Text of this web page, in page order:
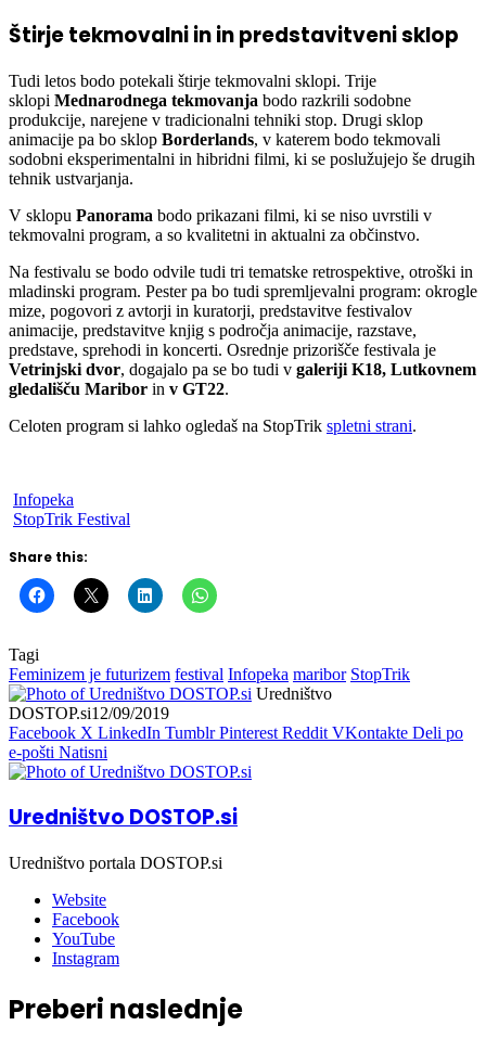
Štirje tekmovalni in in predstavitveni sklop
Tudi letos bodo potekali štirje tekmovalni sklopi. Trije
sklopi Mednarodnega tekmovanja bodo razkrili sodobne
produkcije, narejene v tradicionalni tehniki stop. Drugi sklop
animacije pa bo sklop Borderlands, v katerem bodo tekmovali
sodobni eksperimentalni in hibridni filmi, ki se poslužujejo še drugih
tehnik ustvarjanja.
V sklopu Panorama bodo prikazani filmi, ki se niso uvrstili v
tekmovalni program, a so kvalitetni in aktualni za občinstvo.
Na festivalu se bodo odvile tudi tri tematske retrospektive, otroški in
mladinski program. Pester pa bo tudi spremljevalni program: okrogle
mize, pogovori z avtorji in kuratorji, predstavitve festivalov
animacije, predstavitve knjig s področja animacije, razstave,
predstave, sprehodi in koncerti. Osrednje prizorišče festivala je
Vetrinjski dvor, dogajalo pa se bo tudi v galeriji K18, Lutkovnem
gledališču Maribor in v GT22.
Celoten program si lahko ogledaš na StopTrik spletni strani.
Infopeka
StopTrik Festival
Share this:
Tagi
Feminizem je futurizem festival Infopeka maribor StopTrik
Uredništvo
DOSTOP.si12/09/2019
Facebook X LinkedIn Tumblr Pinterest Reddit VKontakte Deli po
e-pošti Natisni
Uredništvo DOSTOP.si
Uredništvo portala DOSTOP.si
Website
Facebook
YouTube
Instagram
Preberi naslednje